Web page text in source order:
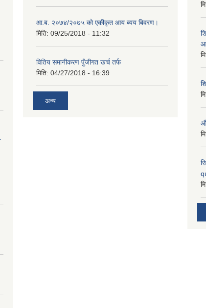
आ.ब. २०७४/२०७५ को एकीकृत आय ब्यय बिवरण।
मिति: 09/25/2018 - 11:32
वितिय समानीकरण पुँजीगत खर्च तर्फ
मिति: 04/27/2018 - 16:39
अन्य